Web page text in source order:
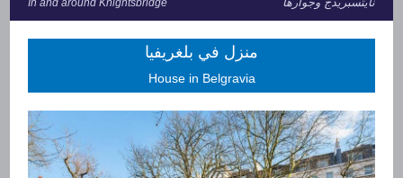
In and around Knightsbridge
منزل في بلغريفيا
House in Belgravia